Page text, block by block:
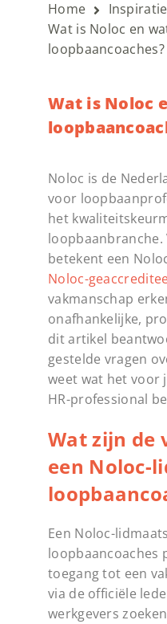
Home Inspiratie
Wat is Noloc en
loopbaancoaches?
Wat is Noloc
Noloc is de
voor
het
betekent een
Noloc-
vakmanschap
onafhankelijke,
dit artikel
gestelde vragen
weet wat het voor
HR-professional
Wat zijn de
een Noloc-
Een Noloc-
loopbaancoaches
toegang tot een
via de officiële
werkgevers